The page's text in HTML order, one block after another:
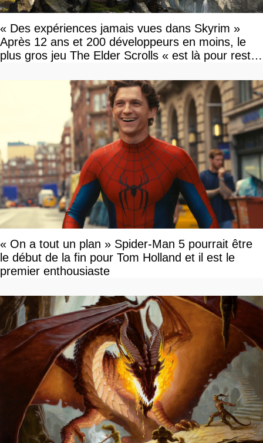
« Des expériences jamais vues dans Skyrim »
Après 12 ans et 200 développeurs en moins, le
plus gros jeu The Elder Scrolls « est là pour rester
« On a tout un plan » Spider-Man 5 pourrait être
le début de la fin pour Tom Holland et il est le
premier enthousiaste